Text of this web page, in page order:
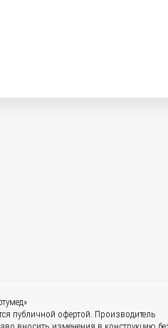
публичной офертой. Производитель